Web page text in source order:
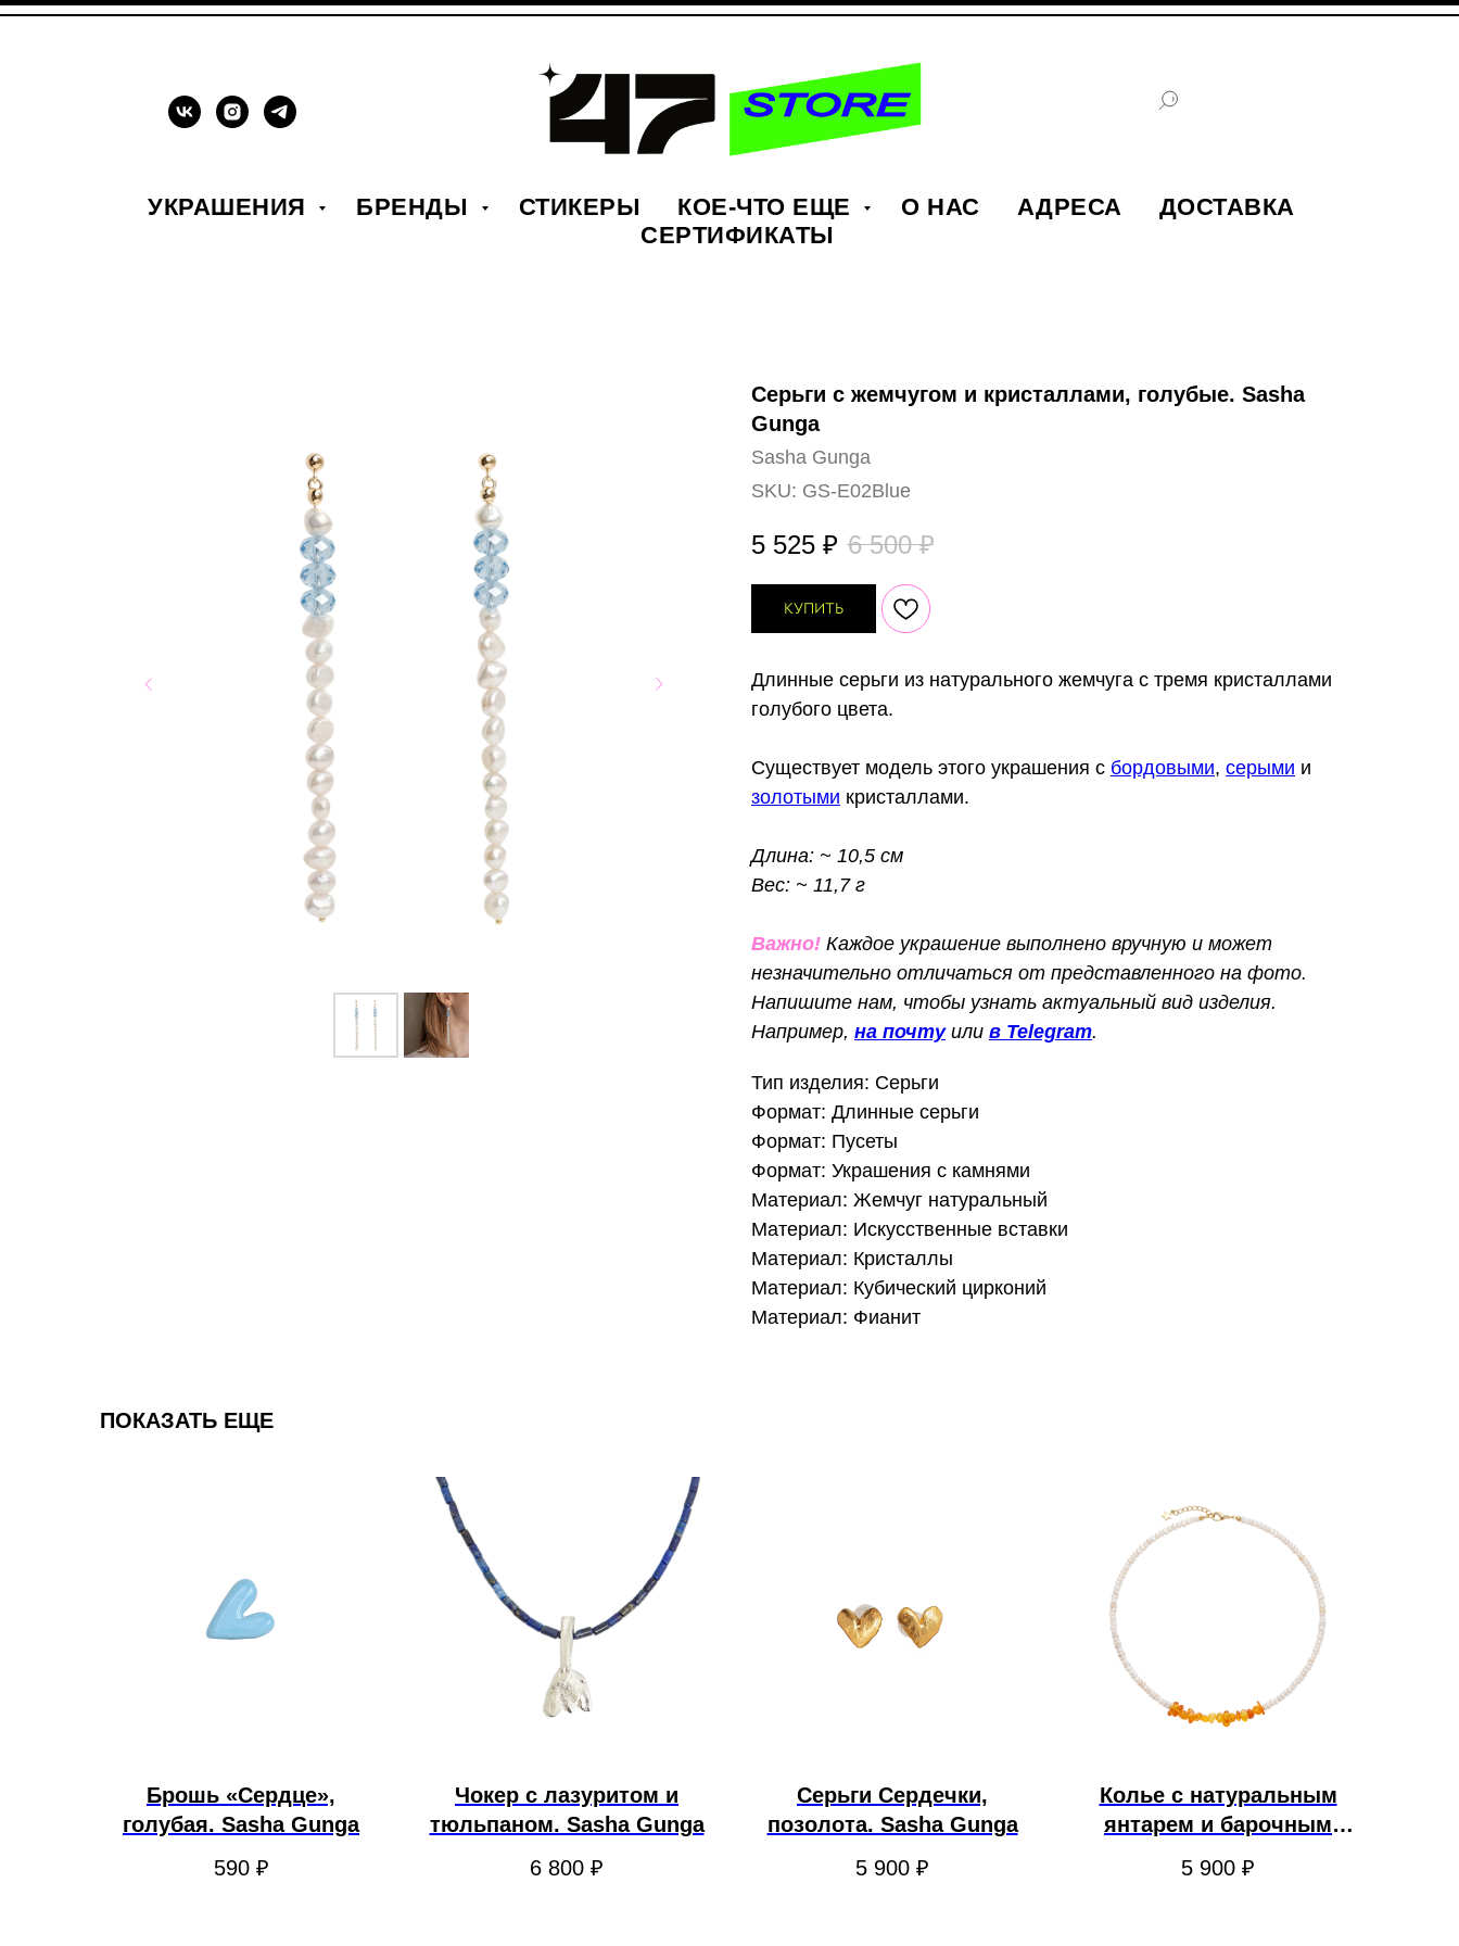
УКРАШЕНИЯ БРЕНДЫ СТИКЕРЫ КОЕ-ЧТО ЕЩЕ О НАС АДРЕСА
ДОСТАВКА
СЕРТИФИКАТЫ
Серьги с жемчугом и кристаллами, голубые. Sasha
Gunga
Sasha Gunga
SKU: GS-E02Blue
5 525 ₽ 6 500 ₽
КУПИТЬ
Длинные серьги из натурального жемчуга с тремя кристаллами
голубого цвета.
Существует модель этого украшения с бордовыми, серыми и
золотыми кристаллами.
Длина: ~ 10,5 см
Вес: ~ 11,7 г
Важно! Каждое украшение выполнено вручную и может
незначительно отличаться от представленного на фото.
Напишите нам, чтобы узнать актуальный вид изделия.
Например, на почтуили в Telegram.
Тип изделия: Серьги
Формат: Длинные серьги
Формат: Пусеты
Формат: Украшения с камнями
Материал: Жемчуг натуральный
Материал: Искусственные вставки
Материал: Кристаллы
Материал: Кубический цирконий
Материал: Фианит
ПОКАЗАТЬ ЕЩЕ
Брошь «Сердце»,
голубая. Sasha Gunga
590 ₽
Чокер с лазуритом и
тюльпаном. Sasha Gunga
6 800 ₽
Серьги Сердечки,
позолота. Sasha Gunga
5 900 ₽
Колье с натуральным
янтарем и барочным
5 900 ₽